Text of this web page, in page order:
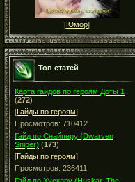
[Юмор]
Топ статей
Карта гайдов по героям Доты 1
(272)
[Гайды по героям]
Просмотров: 710412
Гайд по Снайперу (Dwarven
Sniper) (173)
[Гайды по героям]
Просмотров: 236411